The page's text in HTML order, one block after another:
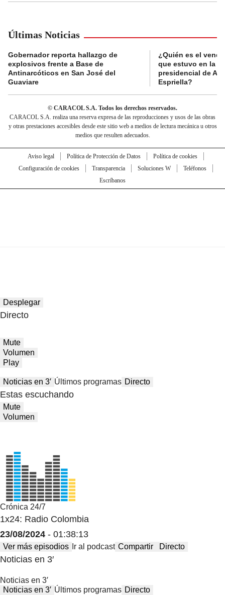
Últimas Noticias
Gobernador reporta hallazgo de
explosivos frente a Base de
Antinarcóticos en San José del
Guaviare
¿Quién es el
que estuvo en la
presidencial de
Espriella?
© CARACOL S.A. Todos los derechos reservados.
CARACOL S.A. realiza una reserva expresa de las reproducciones y usos de las obras
y otras prestaciones accesibles desde este sitio web a medios de lectura mecánica u otros
medios que resulten adecuados.
Aviso legal Política de Protección de Datos
Política de cookies
Configuración de cookies
Transparencia Soluciones W
Teléfonos
Escríbanos
Desplegar
Directo
Mute
Volumen
Play
Noticias en 3′ Últimos programas Directo
Estas escuchando
Mute
Volumen
Crónica 24/7
1x24: Radio Colombia
23/08/2024 - 01:38:13
Ver más episodios Ir al podcast Compartir Directo
Noticias en 3′
Noticias en 3′
Noticias en 3′ Últimos programas Directo